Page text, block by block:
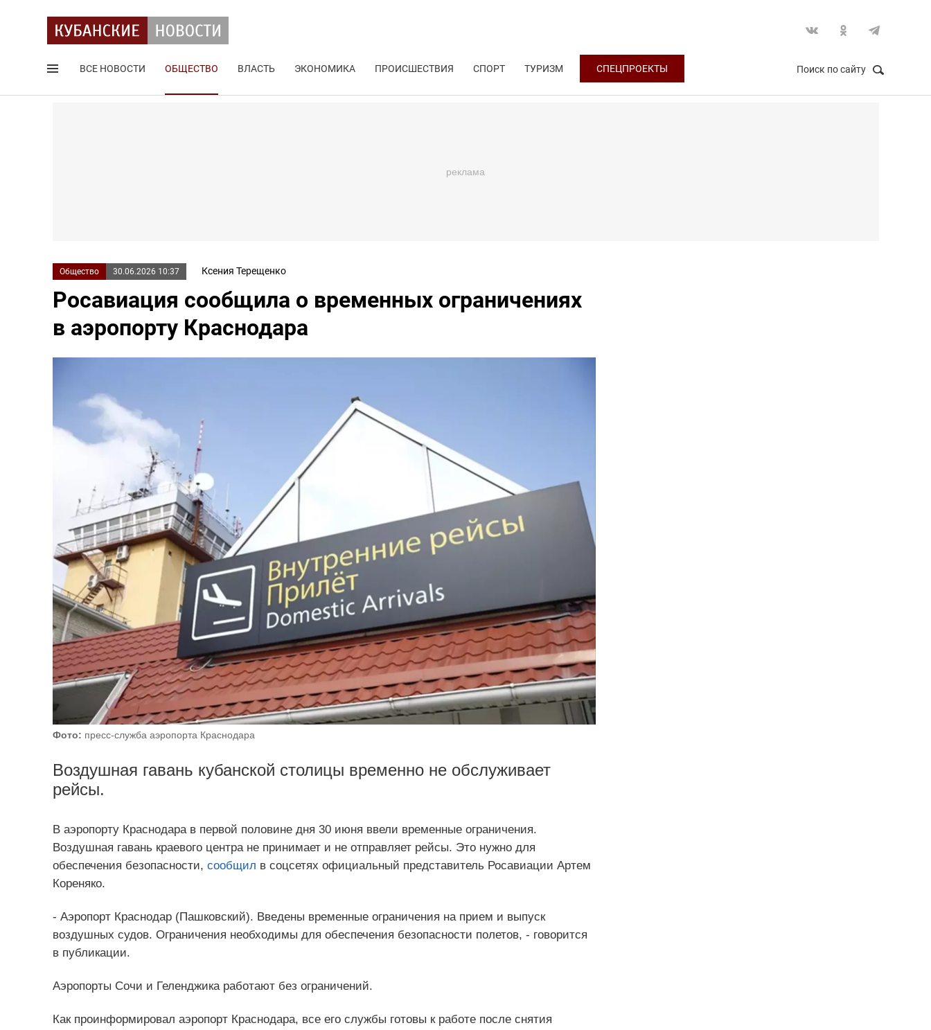
ВСЕ НОВОСТИ ОБЩЕСТВО ВЛАСТЬ ЭКОНОМИКА ПРОИСШЕСТВИЯ СПОРТ ТУРИЗМ СПЕЦПРОЕКТЫ Поиск по сайту
Общество 30.06.2026 10:37 Ксения Терещенко
Росавиация сообщила о временных ограничениях
в аэропорту Краснодара
Фото: пресс-служба аэропорта Краснодара
Воздушная гавань кубанской столицы временно не обслуживает
рейсы.
В аэропорту Краснодара в первой половине дня 30 июня ввели временные ограничения.
Воздушная гавань краевого центра не принимает и не отправляет рейсы. Это нужно для
обеспечения безопасности, сообщил в соцсетях официальный представитель Росавиации Артем
Кореняко.
- Аэропорт Краснодар (Пашковский). Введены временные ограничения на прием и выпуск
воздушных судов. Ограничения необходимы для обеспечения безопасности полетов, - говорится
в публикации.
Аэропорты Сочи и Геленджика работают без ограничений.
Как проинформировал аэропорт Краснодара, все его службы готовы к работе после снятия